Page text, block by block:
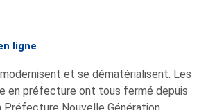
ligne
et se dématérialisent. Les
en préfecture ont tous fermé depuis